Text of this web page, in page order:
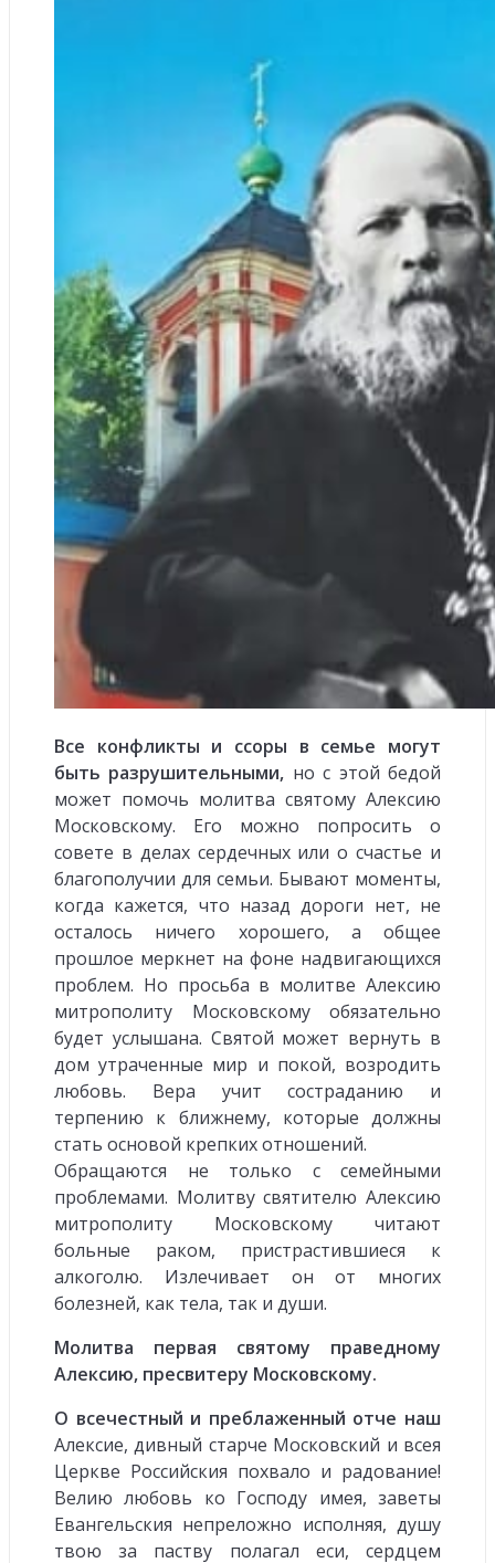
Все конфликты и ссоры в семье могут
быть разрушительными, но с этой бедой
может помочь молитва святому Алексию
Московскому. Его можно попросить о
совете в делах сердечных или о счастье и
благополучии для семьи. Бывают моменты,
когда кажется, что назад дороги нет, не
осталось ничего хорошего, а общее
прошлое меркнет на фоне надвигающихся
проблем. Но просьба в молитве Алексию
митрополиту Московскому обязательно
будет услышана. Святой может вернуть в
дом утраченные мир и покой, возродить
любовь. Вера учит состраданию и
терпению к ближнему, которые должны
стать основой крепких отношений.
Обращаются не только с семейными
проблемами. Молитву святителю Алексию
митрополиту Московскому читают
больные раком, пристрастившиеся к
алкоголю. Излечивает он от многих
болезней, как тела, так и души.
Молитва первая святому праведному
Алексию, пресвитеру Московскому.
О всечестный и преблаженный отче наш
Алексие, дивный старче Московский и всея
Церкве Российския похвало и радование!
Велию любовь ко Господу имея, заветы
Евангельския непреложно исполняя, душу
твою за паству полагал еси, сердцем